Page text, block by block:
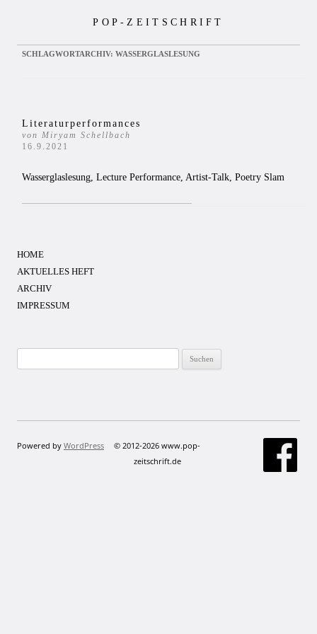
POP-ZEITSCHRIFT
SCHLAGWORTARCHIV: WASSERGLASLESUNG
Literaturperformances
von Miryam Schellbach
16.9.2021
Wasserglaslesung, Lecture Performance, Artist-Talk, Poetry Slam
HOME
AKTUELLES HEFT
ARCHIV
IMPRESSUM
nach:
Powered by WordPress
© 2012-2026 www.pop-
zeitschrift.de